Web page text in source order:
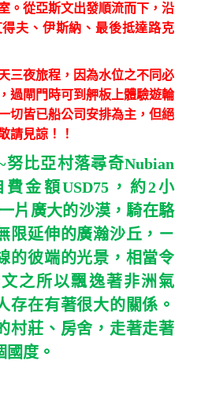
。從亞斯文出發順流而下，沿
夫、伊斯納、最後抵達路克
三夜旅程，因為水位之不同必
過閘門時可到舺板上體驗遊輪
切皆已船公司安排為主，但絕
請見諒！！
努比亞村落尋奇Nubian
費金額USD75，約2小
片廣大的沙漠，騎在駱
限延伸的廣瀚沙丘，ㄧ
的彼端的光景，相當令
之所以飄逸著非洲氣
存在有著很大的關係。
村莊、房舍，走著走著
度。